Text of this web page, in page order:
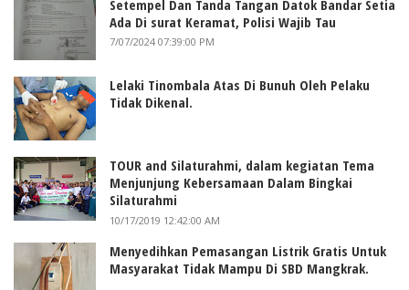
Setempel Dan Tanda Tangan Datok Bandar Setia
Ada Di surat Keramat, Polisi Wajib Tau
7/07/2024 07:39:00 PM
Lelaki Tinombala Atas Di Bunuh Oleh Pelaku
Tidak Dikenal.
TOUR and Silaturahmi, dalam kegiatan Tema
Menjunjung Kebersamaan Dalam Bingkai
Silaturahmi
10/17/2019 12:42:00 AM
Menyedihkan Pemasangan Listrik Gratis Untuk
Masyarakat Tidak Mampu Di SBD Mangkrak.